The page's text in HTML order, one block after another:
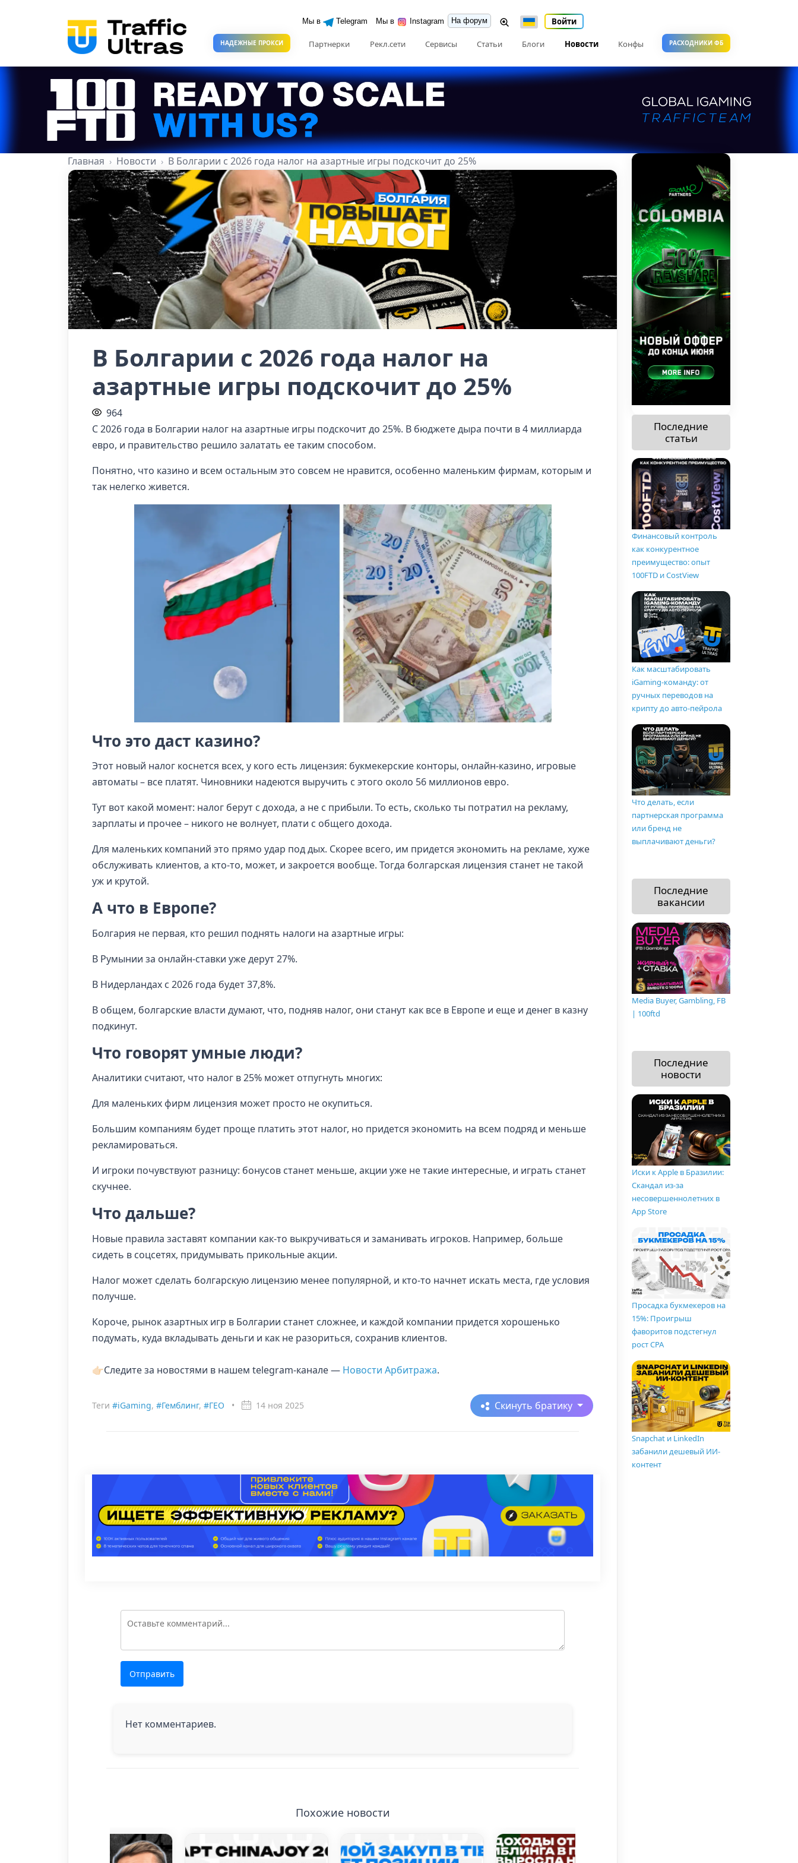
Мы в Telegram Мы в Instagram На форум Войти
НАДЕЖНЫЕ ПРОКСИ Партнерки Рекл.сети Сервисы Статьи Блоги Новости Конфы РАСХОДНИКИ ФБ
Главная Новости В Болгарии с 2026 года налог на азартные игры подскочит до 25%
В Болгарии с 2026 года налог на
азартные игры подскочит до 25%
964
С 2026 года в Болгарии налог на азартные игры подскочит до 25%. В бюджете дыра почти в 4 миллиарда
евро, и правительство решило залатать ее таким способом.
Понятно, что казино и всем остальным это совсем не нравится, особенно маленьким фирмам, которым и
так нелегко живется.
Что это даст казино?
Этот новый налог коснется всех, у кого есть лицензия: букмекерские конторы, онлайн-казино, игровые
автоматы – все платят. Чиновники надеются выручить с этого около 56 миллионов евро.
Тут вот какой момент: налог берут с дохода, а не с прибыли. То есть, сколько ты потратил на рекламу,
зарплаты и прочее – никого не волнует, плати с общего дохода.
Для маленьких компаний это прямо удар под дых. Скорее всего, им придется экономить на рекламе, хуже
обслуживать клиентов, а кто-то, может, и закроется вообще. Тогда болгарская лицензия станет не такой
уж и крутой.
А что в Европе?
Болгария не первая, кто решил поднять налоги на азартные игры:
В Румынии за онлайн-ставки уже дерут 27%.
В Нидерландах с 2026 года будет 37,8%.
В общем, болгарские власти думают, что, подняв налог, они станут как все в Европе и еще и денег в казну
подкинут.
Что говорят умные люди?
Аналитики считают, что налог в 25% может отпугнуть многих:
Для маленьких фирм лицензия может просто не окупиться.
Большим компаниям будет проще платить этот налог, но придется экономить на всем подряд и меньше
рекламироваться.
И игроки почувствуют разницу: бонусов станет меньше, акции уже не такие интересные, и играть станет
скучнее.
Что дальше?
Новые правила заставят компании как-то выкручиваться и заманивать игроков. Например, больше
сидеть в соцсетях, придумывать прикольные акции.
Налог может сделать болгарскую лицензию менее популярной, и кто-то начнет искать места, где условия
получше.
Короче, рынок азартных игр в Болгарии станет сложнее, и каждой компании придется хорошенько
подумать, куда вкладывать деньги и как не разориться, сохранив клиентов.
👉🏻Следите за новостями в нашем telegram-канале — Новости Арбитража.
Теги #iGaming, #Гемблинг, #ГЕО • 14 ноя 2025 Скинуть братику
Отправить
Нет комментариев.
Похожие новости
Последние
статьи
Финансовый контроль
как конкурентное
преимущество: опыт
100FTD и CostView
Как масштабировать
iGaming-команду: от
ручных переводов на
крипту до авто-пейрола
Что делать, если
партнерская программа
или бренд не
выплачивают деньги?
Последние
вакансии
Media Buyer, Gambling, FB
| 100ftd
Последние
новости
Иски к Apple в Бразилии:
Скандал из-за
несовершеннолетних в
App Store
Просадка букмекеров на
15%: Проигрыш
фаворитов подстегнул
рост CPA
Snapchat и LinkedIn
забанили дешевый ИИ-
контент